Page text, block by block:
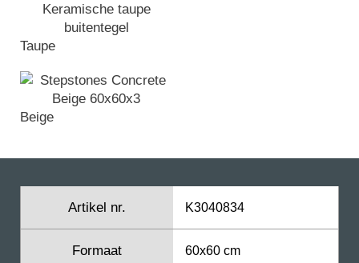
Taupe
Beige
Artikel nr. K3040834
Formaat 60x60 cm